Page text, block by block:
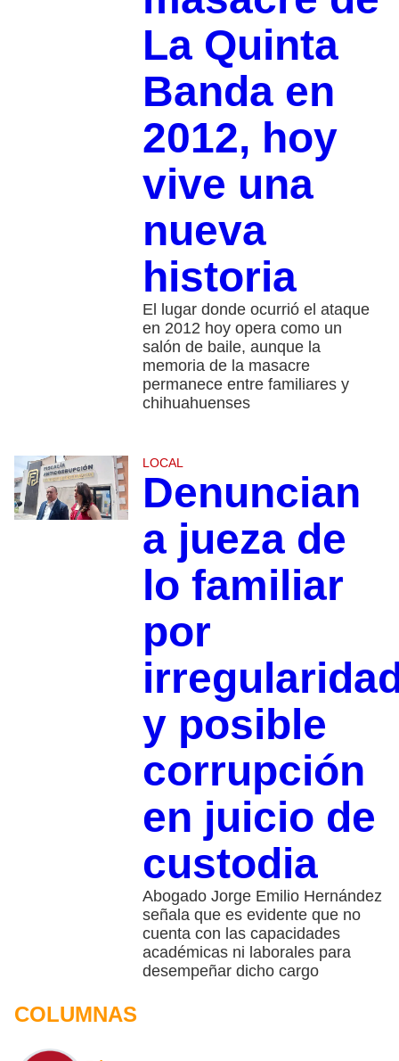
La Quinta
Banda en
2012, hoy
vive una
nueva
historia
El lugar donde ocurrió el ataque
en 2012 hoy opera como un
salón de baile, aunque la
memoria de la masacre
permanece entre familiares y
chihuahuenses
LOCAL
Denuncian
a jueza de
lo familiar
por
y posible
corrupción
en juicio de
custodia
Abogado Jorge Emilio Hernández
señala que es evidente que no
cuenta con las capacidades
académicas ni laborales para
desempeñar dicho cargo
COLUMNAS